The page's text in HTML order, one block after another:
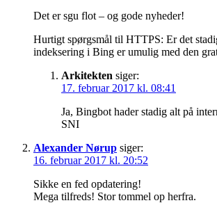
Det er sgu flot – og gode nyheder!
Hurtigt spørgsmål til HTTPS: Er det
indeksering i Bing er umulig med den
Arkitekten siger:
17. februar 2017 kl. 08:41
Ja, Bingbot hader stadig alt på
SNI
Alexander Nørup siger:
16. februar 2017 kl. 20:52
Sikke en fed opdatering!
Mega tilfreds! Stor tommel op herfra.